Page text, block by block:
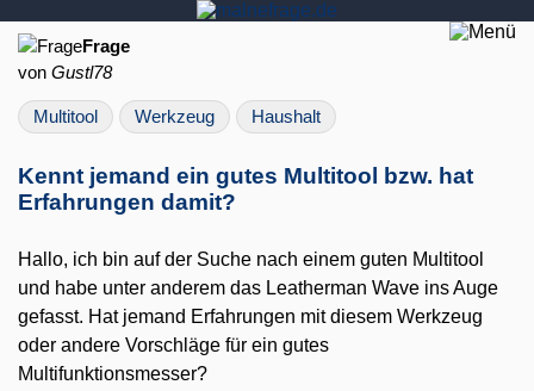
Frage
von Gustl78
Multitool Werkzeug Haushalt
Kennt jemand ein gutes Multitool bzw. hat
Erfahrungen damit?
Hallo, ich bin auf der Suche nach einem guten Multitool
und habe unter anderem das Leatherman Wave ins Auge
gefasst. Hat jemand Erfahrungen mit diesem Werkzeug
oder andere Vorschläge für ein gutes
Multifunktionsmesser?